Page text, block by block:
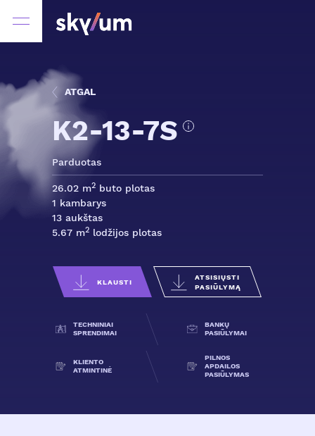
ATGAL
K2-13-7S
Parduotas
26.02 m2 buto plotas
1 kambarys
13 aukštas
5.67 m2 lodžijos plotas
KLAUSTI
ATSISIŲSTI
PASIŪLYMĄ
TECHNINIAI
SPRENDIMAI
BANKŲ
PASIŪLYMAI
KLIENTO
ATMINTINĖ
PILNOS
APDAILOS
PASIŪLYMAS